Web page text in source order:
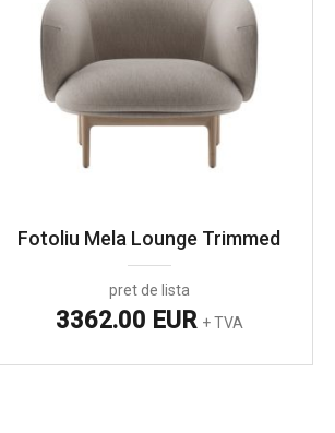
Fotoliu Mela Lounge Trimmed
pret de lista
3362.00 EUR + TVA